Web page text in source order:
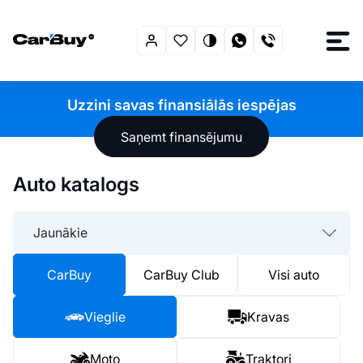
Uzzini savas finansiālās iespējas
Saņemt finansējumu
Auto katalogs
Jaunākie
CarBuy CarBuy Club Visi auto
Vieglie Kravas
Moto Traktori